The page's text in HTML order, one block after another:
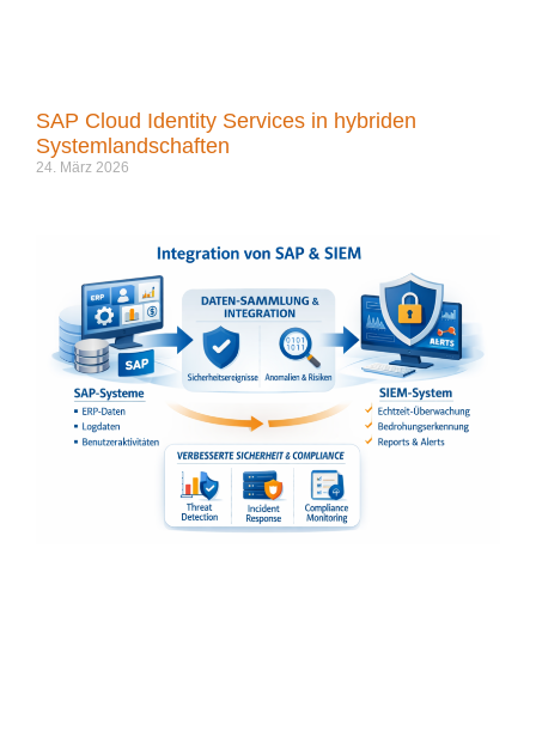
SAP Cloud Identity Services in hybriden
Systemlandschaften
24. März 2026